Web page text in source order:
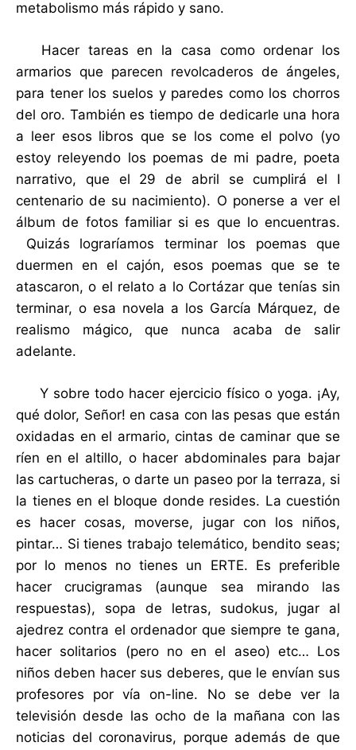
metabolismo más rápido y sano.
Hacer tareas en la casa como ordenar los
armarios que parecen revolcaderos de ángeles,
para tener los suelos y paredes como los chorros
del oro. También es tiempo de dedicarle una hora
a leer esos libros que se los come el polvo (yo
estoy releyendo los poemas de mi padre, poeta
narrativo, que el 29 de abril se cumplirá el I
centenario de su nacimiento). O ponerse a ver el
álbum de fotos familiar si es que lo encuentras.
Quizás lograríamos terminar los poemas que
duermen en el cajón, esos poemas que se te
atascaron, o el relato a lo Cortázar que tenías sin
terminar, o esa novela a los García Márquez, de
realismo mágico, que nunca acaba de salir
adelante.
Y sobre todo hacer ejercicio físico o yoga. ¡Ay,
qué dolor, Señor! en casa con las pesas que están
oxidadas en el armario, cintas de caminar que se
ríen en el altillo, o hacer abdominales para bajar
las cartucheras, o darte un paseo por la terraza, si
la tienes en el bloque donde resides. La cuestión
es hacer cosas, moverse, jugar con los niños,
pintar… Si tienes trabajo telemático, bendito seas;
por lo menos no tienes un ERTE. Es preferible
hacer crucigramas (aunque sea mirando las
respuestas), sopa de letras, sudokus, jugar al
ajedrez contra el ordenador que siempre te gana,
hacer solitarios (pero no en el aseo) etc… Los
niños deben hacer sus deberes, que le envían sus
profesores por vía on-line. No se debe ver la
televisión desde las ocho de la mañana con las
noticias del coronavirus, porque además de que